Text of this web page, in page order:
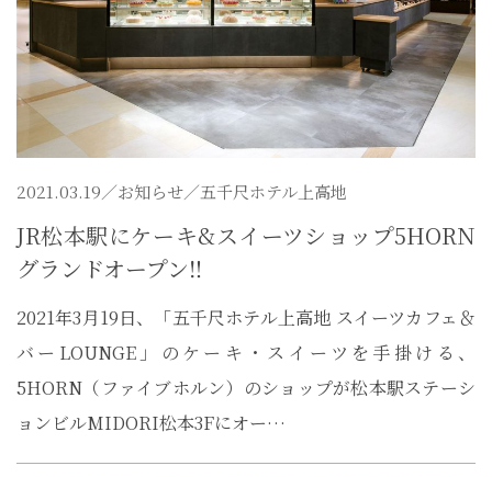
2021.03.19／お知らせ／五千尺ホテル上高地
JR松本駅にケーキ&スイーツショップ5HORN
グランドオープン‼
2021年3月19日、「五千尺ホテル上高地 スイーツカフェ＆
バーLOUNGE」のケーキ・スイーツを手掛ける、
5HORN（ファイブホルン）のショップが松本駅ステーシ
ョンビルMIDORI松本3Fにオー…